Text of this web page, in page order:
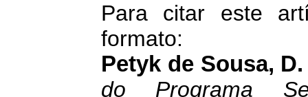
Para citar este
formato:
Petyk de Sousa,
do Programa